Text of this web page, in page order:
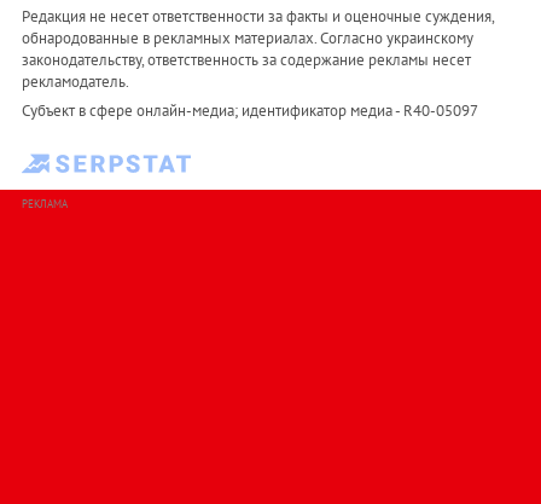
Редакция не несет ответственности за факты и оценочные суждения,
обнародованные в рекламных материалах. Согласно украинскому
законодательству, ответственность за содержание рекламы несет
рекламодатель.
Субъект в сфере онлайн-медиа; идентификатор медиа - R40-05097
РЕКЛАМА